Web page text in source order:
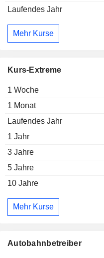
Laufendes Jahr
Mehr Kurse
Kurs-Extreme
1 Woche
1 Monat
Laufendes Jahr
1 Jahr
3 Jahre
5 Jahre
10 Jahre
Mehr Kurse
Autobahnbetreiber